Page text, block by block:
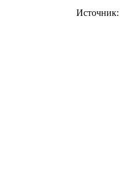
Источник: